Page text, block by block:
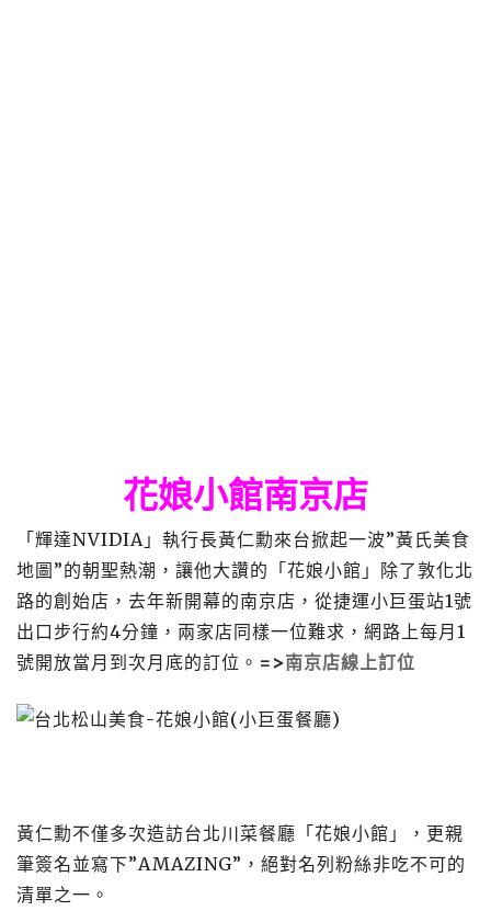
花娘小館南京店
「輝達NVIDIA」執行長黃仁勳來台掀起一波”黃氏美食
地圖”的朝聖熱潮，讓他大讚的「花娘小館」除了敦化北
路的創始店，去年新開幕的南京店，從捷運小巨蛋站1號
出口步行約4分鐘，兩家店同樣一位難求，網路上每月1
號開放當月到次月底的訂位。 =>南京店線上訂位
黃仁勳不僅多次造訪台北川菜餐廳「花娘小館」，更親
筆簽名並寫下”AMAZING”，絕對名列粉絲非吃不可的
清單之一。